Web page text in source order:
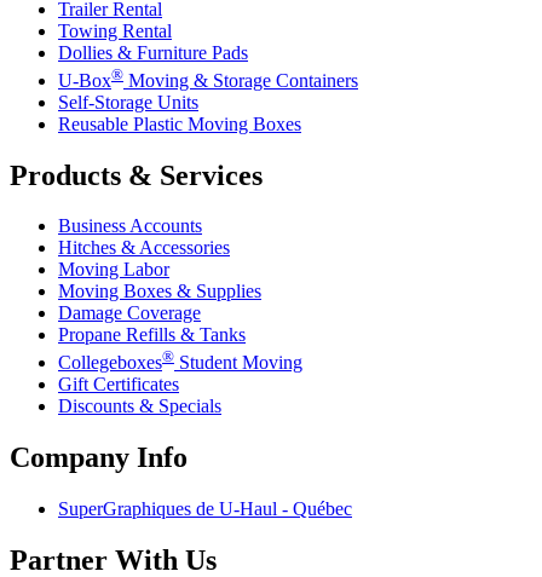
Trailer Rental
Towing Rental
Dollies & Furniture Pads
U-Box® Moving & Storage Containers
Self-Storage Units
Reusable Plastic Moving Boxes
Products & Services
Business Accounts
Hitches & Accessories
Moving Labor
Moving Boxes & Supplies
Damage Coverage
Propane Refills & Tanks
Collegeboxes® Student Moving
Gift Certificates
Discounts & Specials
Company Info
SuperGraphiques de U-Haul - Québec
Partner With Us